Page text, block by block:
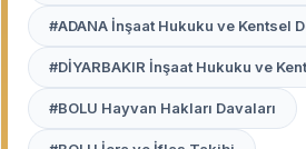
yerel adli pratikleri ve Bolu
iyi bilen profesyonellerdir.
Avukat Burada
platformu, Bolu
ilçelerinde (Gerede, Mudurnu,
haklarınızı en etkili şekilde
#ADANA İnşaat Hukuku ve Kentsel
#DİYARBAKIR İnşaat Hukuku ve
#BOLU Hayvan Hakları Davaları